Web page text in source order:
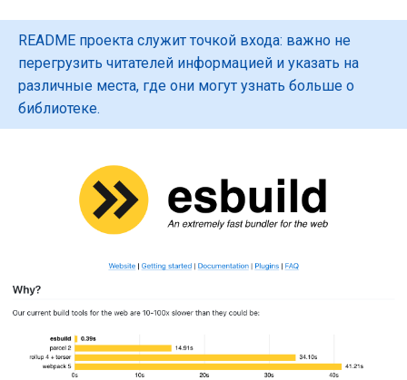
README проекта служит точкой входа: важно не
перегрузить читателей информацией и указать на
различные места, где они могут узнать больше о
библиотеке.